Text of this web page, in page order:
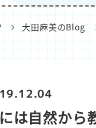
大田麻美のBlog
は自然から